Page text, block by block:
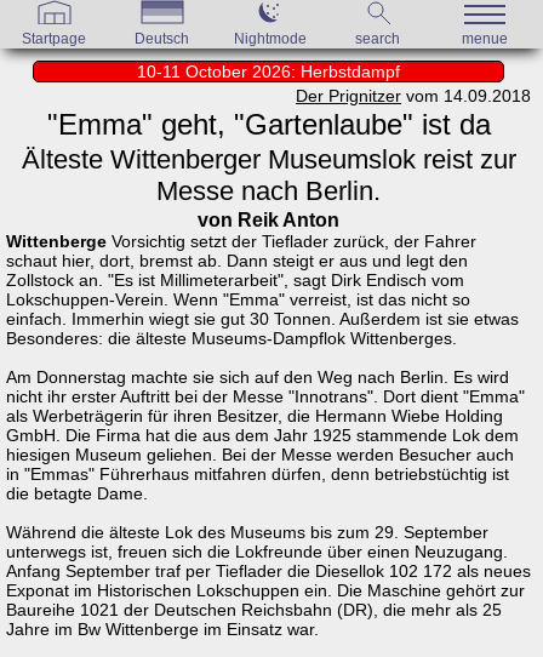
Startpage Deutsch Nightmode search menue
10-11 October 2026: Herbstdampf
Der Prignitzer vom 14.09.2018
"Emma" geht, "Gartenlaube" ist da
Älteste Wittenberger Museumslok reist zur
Messe nach Berlin.
von Reik Anton
Wittenberge Vorsichtig setzt der Tieflader zurück, der Fahrer
schaut hier, dort, bremst ab. Dann steigt er aus und legt den
Zollstock an. "Es ist Millimeterarbeit", sagt Dirk Endisch vom
Lokschuppen-Verein. Wenn "Emma" verreist, ist das nicht so
einfach. Immerhin wiegt sie gut 30 Tonnen. Außerdem ist sie etwas
Besonderes: die älteste Museums-Dampflok Wittenberges.
Am Donnerstag machte sie sich auf den Weg nach Berlin. Es wird
nicht ihr erster Auftritt bei der Messe "Innotrans". Dort dient "Emma"
als Werbeträgerin für ihren Besitzer, die Hermann Wiebe Holding
GmbH. Die Firma hat die aus dem Jahr 1925 stammende Lok dem
hiesigen Museum geliehen. Bei der Messe werden Besucher auch
in "Emmas" Führerhaus mitfahren dürfen, denn betriebstüchtig ist
die betagte Dame.
Während die älteste Lok des Museums bis zum 29. September
unterwegs ist, freuen sich die Lokfreunde über einen Neuzugang.
Anfang September traf per Tieflader die Diesellok 102 172 als neues
Exponat im Historischen Lokschuppen ein. Die Maschine gehört zur
Baureihe 1021 der Deutschen Reichsbahn (DR), die mehr als 25
Jahre im Bw Wittenberge im Einsatz war.